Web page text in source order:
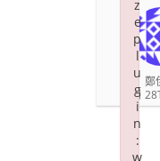
鄭
3 月
z
e
p
l
u
g
i
n
:
w